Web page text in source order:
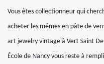
Vous êtes collectionneur qui
acheter les mêmes en pâte de
art jewelry vintage à Vert Saint
École de Nancy vous reste à